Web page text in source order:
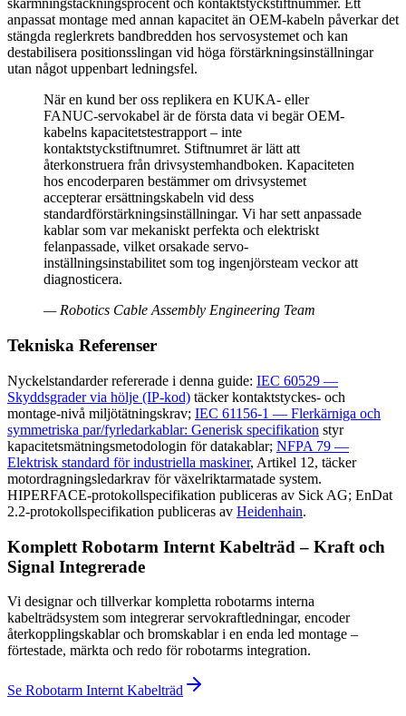
skärmningstäckningsprocent och kontaktstyckstiftnummer. Ett
anpassat montage med annan kapacitet än OEM-kabeln påverkar det
stängda reglerkrets bandbredden hos servosystemet och kan
destabilisera positionsslingan vid höga förstärkningsinställningar
utan något uppenbart ledningsfel.
När en kund ber oss replikera en KUKA- eller
FANUC-servokabel är de första data vi begär OEM-
kabelns kapacitetstestrapport – inte
kontaktstyckstiftnumret. Stiftnumret är lätt att
återkonstruera från drivsystemhandboken. Kapaciteten
hos encoderparen bestämmer om drivsystemet
accepterar ersättningskabeln vid dess
standardförstärkningsinställningar. Vi har sett anpassade
kablar som var mekaniskt perfekta och elektriskt
felanpassade, vilket orsakade servo-
inställningsinstabilitet som tog ingenjörsteam veckor att
diagnosticera.
— Robotics Cable Assembly Engineering Team
Tekniska Referenser
Nyckelstandarder refererade i denna guide: IEC 60529 —
Skyddsgrader via hölje (IP-kod) täcker kontaktstyckes- och
montage-nivå miljötätningskrav; IEC 61156-1 — Flerkärniga och
symmetriska par/fyrledarkablar: Generisk specifikation styr
kapacitetsmätningsmetodologin för datakablar; NFPA 79 —
Elektrisk standard för industriella maskiner, Artikel 12, täcker
motordragningsledarkrav för växelriktarmatade system.
HIPERFACE-protokollspecifikation publiceras av Sick AG; EnDat
2.2-protokollspecifikation publiceras av Heidenhain.
Komplett Robotarm Internt Kabelträd – Kraft och
Signal Integrerade
Vi designar och tillverkar kompletta robotarms interna
kabelträdsystem som integrerar servokraftledningar, encoder
återkopplingskablar och bromskablar i en enda led montage –
förtestade, märkta och redo för robotarms integration.
Se Robotarm Internt Kabelträd